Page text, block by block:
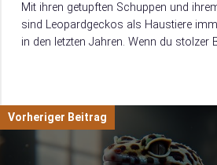
Mit ihren getupften Schuppen und
sind Leopardgeckos als Haustiere
in den letzten Jahren. Wenn du stolzer
Vorheriger Beitrag